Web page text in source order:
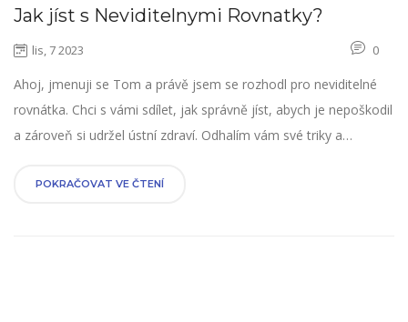
Jak jíst s Neviditelnymi Rovnatky?
lis, 7 2023 0
Ahoj, jmenuji se Tom a právě jsem se rozhodl pro neviditelné
rovnátka. Chci s vámi sdílet, jak správně jíst, abych je nepoškodil
a zároveň si udržel ústní zdraví. Odhalím vám své triky a
ukázat vám, jak dodržovat správnou péči o neviditelné rovnátka
POKRAČOVAT VE ČTENÍ